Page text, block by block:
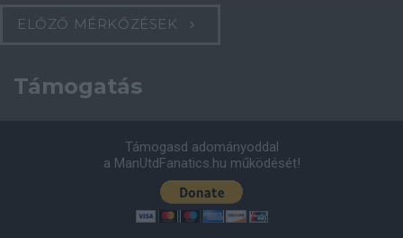
ELŐZŐ MÉRKŐZÉSEK
Támogatás
Támogasd adományoddal
a ManUtdFanatics.hu működését!